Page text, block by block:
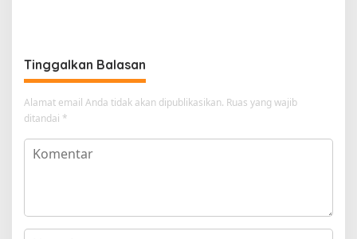
Tinggalkan Balasan
Alamat email Anda tidak akan dipublikasikan. Ruas yang wajib
ditandai *